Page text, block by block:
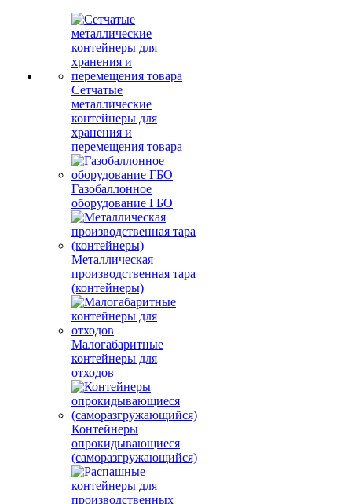
Сетчатые
металлические
контейнеры для
хранения и
перемещения товара
Газобаллонное
оборудование ГБО
Металлическая
производственная тара
(контейнеры)
Малогабаритные
контейнеры для
отходов
Контейнеры
опрокидывающиеся
(саморазгружающийся)